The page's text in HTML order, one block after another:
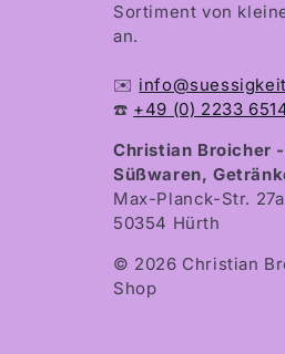
Sortiment von
an.
✉️
☎️ +49 (0) 2233
Christian Broicher
Süßwaren,
Max-Planck-Str. 27a
50354 Hürth
© 2026 Christian
Shop